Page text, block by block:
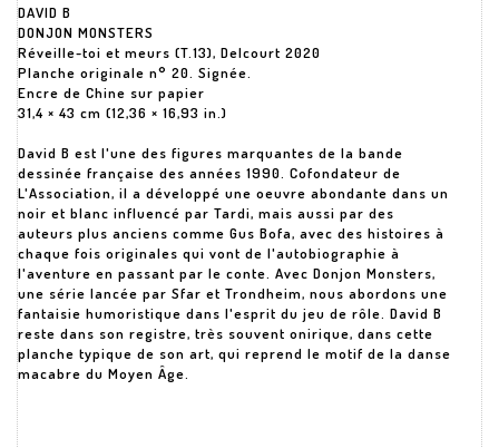
DAVID B
DONJON MONSTERS
Réveille-toi et meurs (T.13), Delcourt 2020
Planche originale n° 20. Signée.
Encre de Chine sur papier
31,4 × 43 cm (12,36 × 16,93 in.)
David B est l'une des figures marquantes de la bande
dessinée française des années 1990. Cofondateur de
L'Association, il a développé une oeuvre abondante dans un
noir et blanc influencé par Tardi, mais aussi par des
auteurs plus anciens comme Gus Bofa, avec des histoires à
chaque fois originales qui vont de l'autobiographie à
l'aventure en passant par le conte. Avec Donjon Monsters,
une série lancée par Sfar et Trondheim, nous abordons une
fantaisie humoristique dans l'esprit du jeu de rôle. David B
reste dans son registre, très souvent onirique, dans cette
planche typique de son art, qui reprend le motif de la danse
macabre du Moyen Âge.